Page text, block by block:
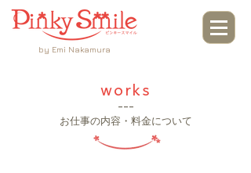
by Emi Nakamura
works
---
お仕事の内容・料金について